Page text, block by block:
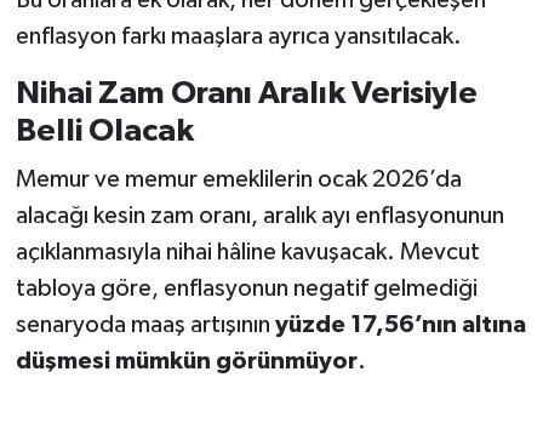
enflasyon farkı maaşlara ayrıca yansıtılacak.
Nihai Zam Oranı Aralık Verisiyle
Belli Olacak
Memur ve memur emeklilerin ocak 2026’da
alacağı kesin zam oranı, aralık ayı enflasyonunun
açıklanmasıyla nihai hâline kavuşacak. Mevcut
tabloya göre, enflasyonun negatif gelmediği
senaryoda maaş artışının yüzde 17,56’nın altına
düşmesi mümkün görünmüyor.